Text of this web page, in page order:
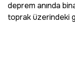
deprem anında
toprak üzerindeki